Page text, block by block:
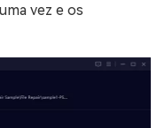
vez e os